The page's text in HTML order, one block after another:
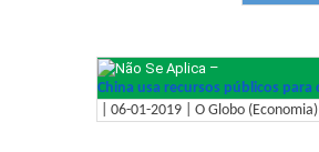
–
China usa recursos públicos
| 06-01-2019 | O Globo (Economia)